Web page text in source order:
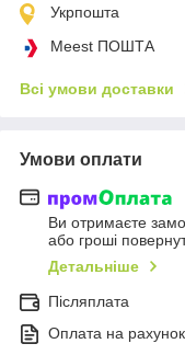
Укрпошта
Meest ПОШТА
Всі умови доставки
Умови оплати
Ви отримаєте
або гроші
Детальніше
Післяплата
Оплата на рахунок